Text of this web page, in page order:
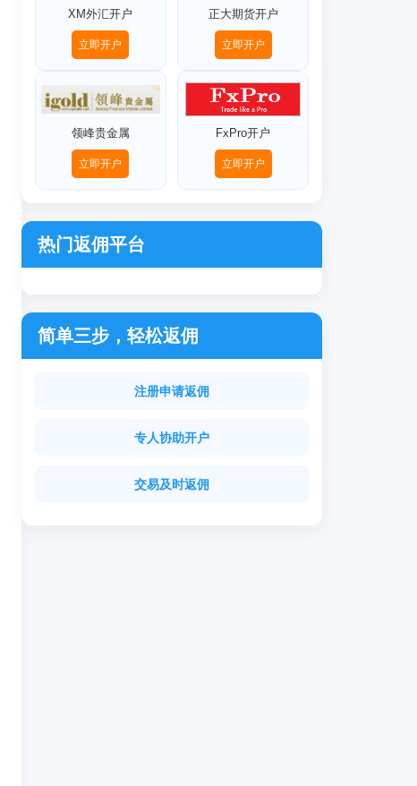
XM外汇开户
立即开户
正大期货开户
立即开户
领峰贵金属
立即开户
FxPro开户
立即开户
热门返佣平台
简单三步，轻松返佣
注册申请返佣
专人协助开户
交易及时返佣